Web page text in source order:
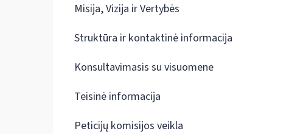
Misija, Vizija ir Vertybės
Struktūra ir kontaktinė informacija
Konsultavimasis su visuomene
Teisinė informacija
Peticijų komisijos veikla